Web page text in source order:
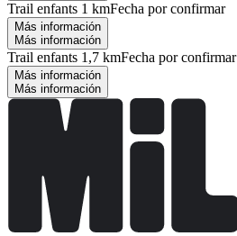
Trail enfants 1 kmFecha por confirmar
Más información
Más información
Trail enfants 1,7 kmFecha por confirmar
Más información
Más información